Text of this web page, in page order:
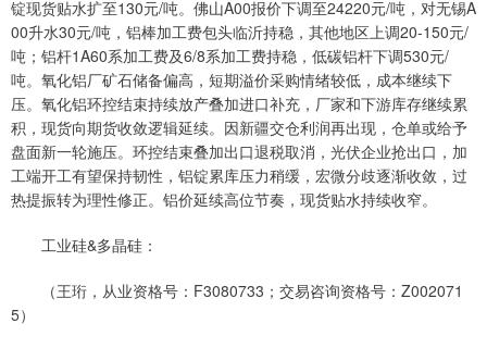
锭现货贴水扩至130元/吨。佛山A00报价下调至24220元/吨，对无锡A
00升水30元/吨，铝棒加工费包头临沂持稳，其他地区上调20-150元/
吨；铝杆1A60系加工费及6/8系加工费持稳，低碳铝杆下调530元/
吨。氧化铝厂矿石储备偏高，短期溢价采购情绪较低，成本继续下
压。氧化铝环控结束持续放产叠加进口补充，厂家和下游库存继续累
积，现货向期货收敛逻辑延续。因新疆交仓利润再出现，仓单或给予
盘面新一轮施压。环控结束叠加出口退税取消，光伏企业抢出口，加
工端开工有望保持韧性，铝锭累库压力稍缓，宏微分歧逐渐收敛，过
热提振转为理性修正。铝价延续高位节奏，现货贴水持续收窄。
工业硅&多晶硅：
（王珩，从业资格号：F3080733；交易咨询资格号：Z002071
5）